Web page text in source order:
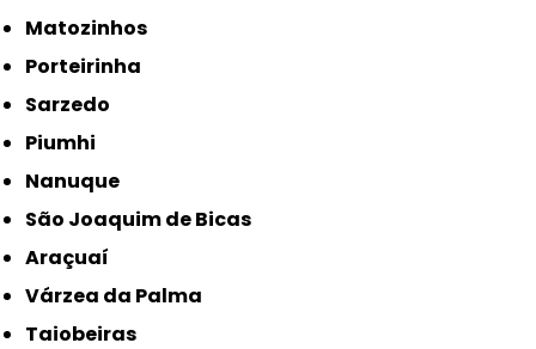
Matozinhos
Porteirinha
Sarzedo
Piumhi
Nanuque
São Joaquim de Bicas
Araçuaí
Várzea da Palma
Taiobeiras